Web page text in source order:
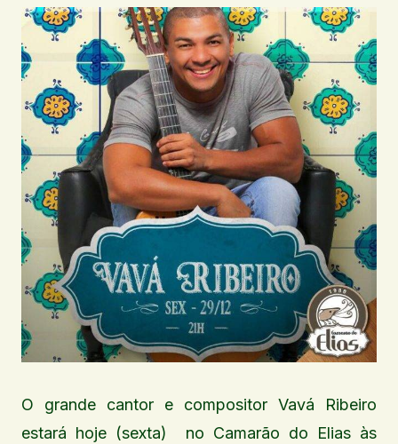
O grande cantor e compositor Vavá Ribeiro
estará hoje (sexta) no Camarão do Elias às